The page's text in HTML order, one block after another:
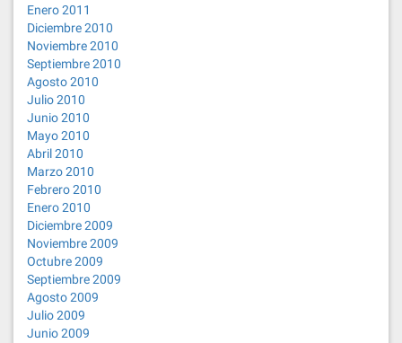
Enero 2011
Diciembre 2010
Noviembre 2010
Septiembre 2010
Agosto 2010
Julio 2010
Junio 2010
Mayo 2010
Abril 2010
Marzo 2010
Febrero 2010
Enero 2010
Diciembre 2009
Noviembre 2009
Octubre 2009
Septiembre 2009
Agosto 2009
Julio 2009
Junio 2009